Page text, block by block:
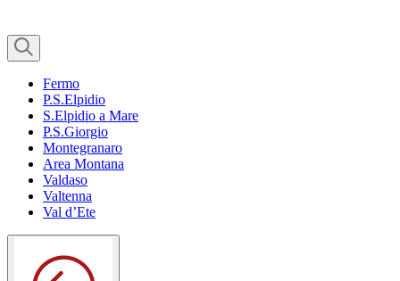
Fermo
P.S.Elpidio
S.Elpidio a Mare
P.S.Giorgio
Montegranaro
Area Montana
Valdaso
Valtenna
Val d’Ete